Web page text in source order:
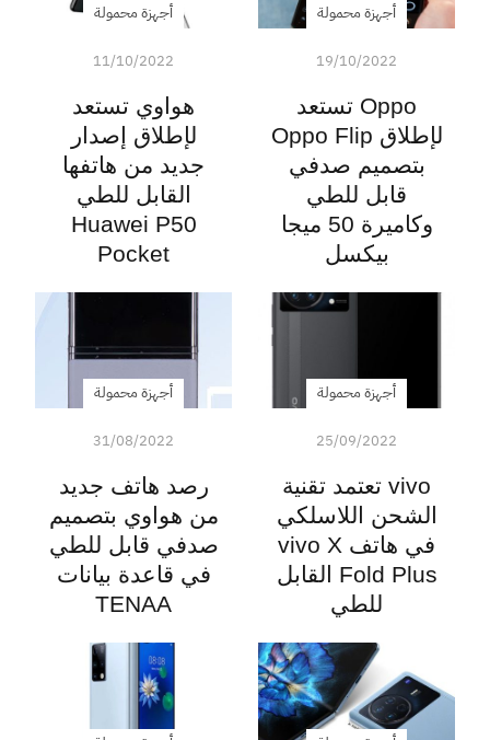
أجهزة محمولة
19/10/2022
Oppo تستعد
لإطلاق Oppo Flip
بتصميم صدفي
قابل للطي
وكاميرة 50 ميجا
بيكسل
أجهزة محمولة
11/10/2022
هواوي تستعد
لإطلاق إصدار
جديد من هاتفها
القابل للطي
Huawei P50
Pocket
أجهزة محمولة
25/09/2022
vivo تعتمد تقنية
الشحن اللاسلكي
في هاتف vivo X
Fold Plus القابل
للطي
أجهزة محمولة
31/08/2022
رصد هاتف جديد
من هواوي بتصميم
صدفي قابل للطي
في قاعدة بيانات
TENAA